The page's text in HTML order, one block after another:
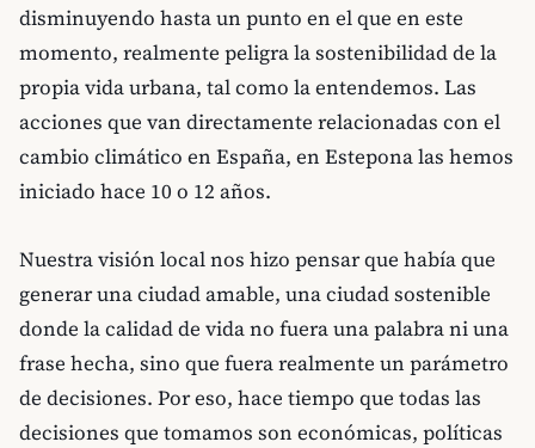
disminuyendo hasta un punto en el que en este
momento, realmente peligra la sostenibilidad de la
propia vida urbana, tal como la entendemos. Las
acciones que van directamente relacionadas con el
cambio climático en España, en Estepona las hemos
iniciado hace 10 o 12 años.
Nuestra visión local nos hizo pensar que había que
generar una ciudad amable, una ciudad sostenible
donde la calidad de vida no fuera una palabra ni una
frase hecha, sino que fuera realmente un parámetro
de decisiones. Por eso, hace tiempo que todas las
decisiones que tomamos son económicas, políticas